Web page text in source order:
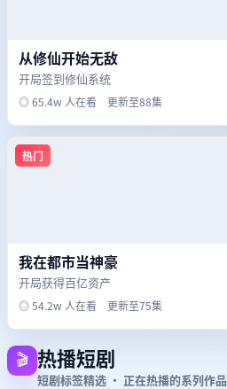
从修仙开始无敌
开局签到修仙系统
◎ 65.4w 人在看 更新至88集
热门
我在都市当神豪
开局获得百亿资产
◎ 54.2w 人在看 更新至75集
🎬 热播短剧
短剧标签精选 · 正在热播的系列作品